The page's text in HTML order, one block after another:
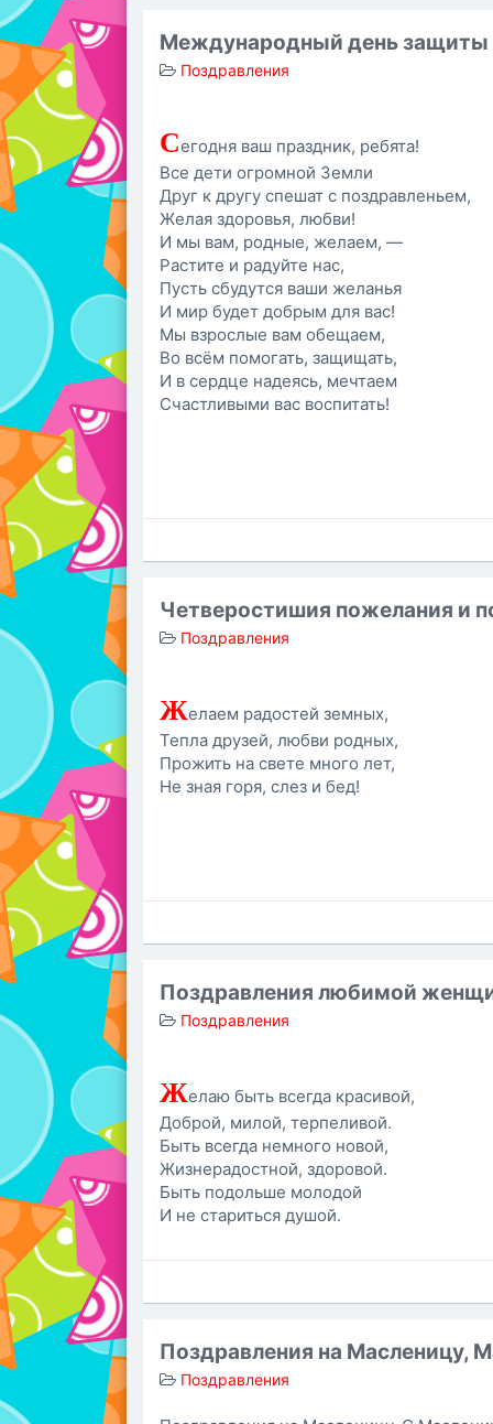
Международный день защиты
Поздравления
Сегодня ваш праздник, ребята!
Все дети огромной Земли
Друг к другу спешат с поздравленьем,
Желая здоровья, любви!
И мы вам, родные, желаем, —
Растите и радуйте нас,
Пусть сбудутся ваши желанья
И мир будет добрым для вас!
Мы взрослые вам обещаем,
Во всём помогать, защищать,
И в сердце надеясь, мечтаем
Счастливыми вас воспитать!
Четверостишия пожелания и
Поздравления
Желаем радостей земных,
Тепла друзей, любви родных,
Прожить на свете много лет,
Не зная горя, слез и бед!
Поздравления любимой
Поздравления
Желаю быть всегда красивой,
Доброй, милой, терпеливой.
Быть всегда немного новой,
Жизнерадостной, здоровой.
Быть подольше молодой
И не стариться душой.
Поздравления на Масленицу,
Поздравления